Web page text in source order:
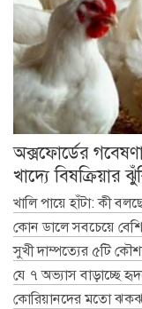
অক্সফোর্ডের
খাদ্যে বিষক্রিয়ার
খালি পায়ে হাঁটা: কী
কোন ডালে সবচেয়ে
সুখী দাম্পত্যের ৫টি
যে ৭ অভ্যাস বাড়াচ্ছে
কোরিয়ানদের মতো